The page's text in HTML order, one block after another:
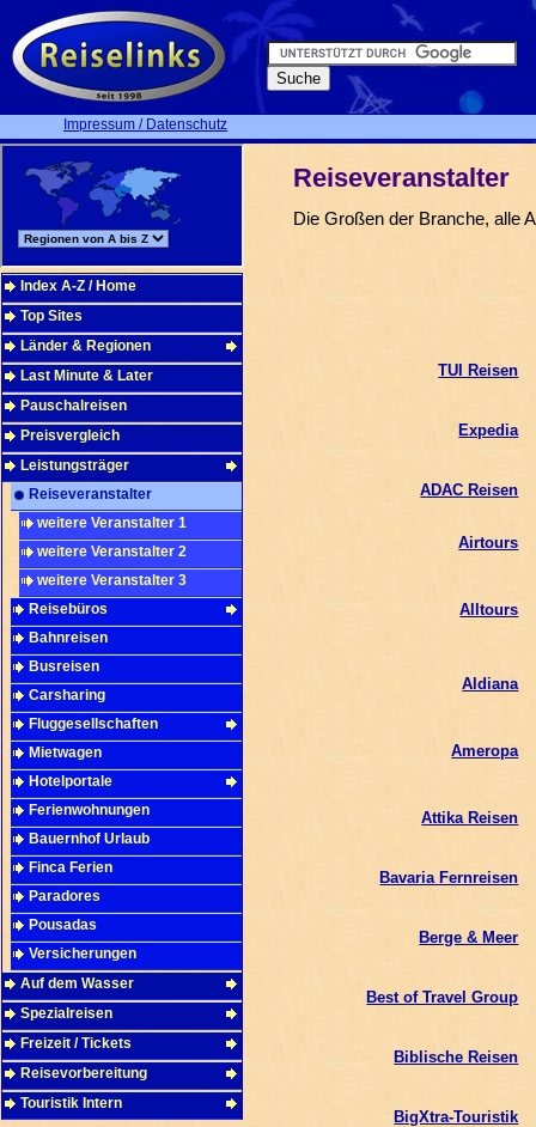
Impressum / Datenschutz
Index A-Z / Home
Top Sites
Länder & Regionen
Last Minute & Later
Pauschalreisen
Preisvergleich
Leistungsträger
Reiseveranstalter
weitere Veranstalter 1
weitere Veranstalter 2
weitere Veranstalter 3
Reisebüros
Bahnreisen
Busreisen
Carsharing
Fluggesellschaften
Mietwagen
Hotelportale
Ferienwohnungen
Bauernhof Urlaub
Finca Ferien
Paradores
Pousadas
Versicherungen
Auf dem Wasser
Spezialreisen
Freizeit / Tickets
Reisevorbereitung
Touristik Intern
Reiseveranstalter
Die Großen der Branche, alle
TUI Reisen
Expedia
ADAC Reisen
Airtours
Alltours
Aldiana
Ameropa
Attika Reisen
Bavaria Fernreisen
Berge & Meer
Best of Travel Group
Biblische Reisen
BigXtra-Touristik